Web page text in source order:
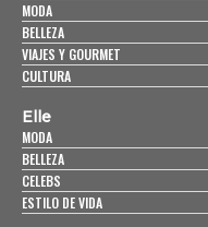
MODA
BELLEZA
VIAJES Y GOURMET
CULTURA
Elle
MODA
BELLEZA
CELEBS
ESTILO DE VIDA